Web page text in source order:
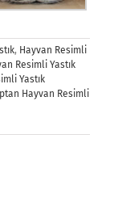
, Hayvan Resimli
Resimli Yastık
Yastık
Hayvan Resimli